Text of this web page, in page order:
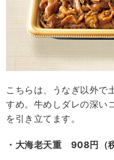
こちらは、うなぎ以外で
すめ。牛めしダレの深い
を引き立てます。
・大海老天重 908円（